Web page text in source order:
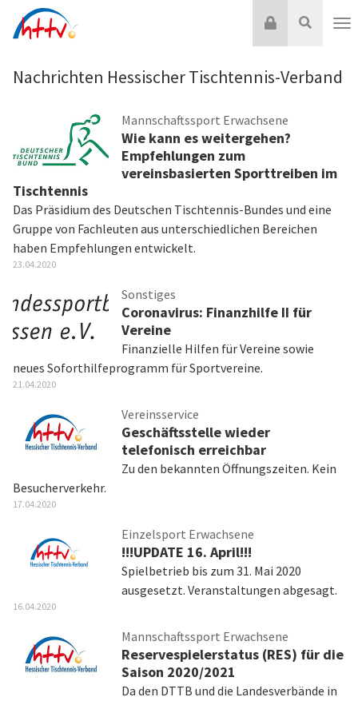
Inhalt
Suche
Login
Nachrichten Hessischer Tischtennis-Verband
Mannschaftssport Erwachsene
Wie kann es weitergehen?
Empfehlungen zum
vereinsbasierten Sporttreiben im
Tischtennis
Das Präsidium des Deutschen Tischtennis-Bundes und eine
Gruppe von Fachleuten aus unterschiedlichen Bereichen
haben Empfehlungen entwickelt.
23.04.2020
Sonstiges
Coronavirus: Finanzhilfe II für
Vereine
Finanzielle Hilfen für Vereine sowie
neues Soforthilfeprogramm für Sportvereine.
21.04.2020
Vereinsservice
Geschäftsstelle wieder
telefonisch erreichbar
Zu den bekannten Öffnungszeiten. Kein
Besucherverkehr.
17.04.2020
Einzelsport Erwachsene
!!!UPDATE 16. April!!!
Spielbetrieb bis zum 31. Mai 2020
ausgesetzt. Veranstaltungen abgesagt.
16.04.2020
Mannschaftssport Erwachsene
Reservespielerstatus (RES) für die
Saison 2020/2021
Da den DTTB und die Landesverbände in